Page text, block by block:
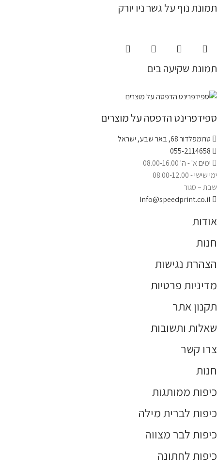
תמונת נוף על גשר ניו יורק
תמונת שקיעה בים
ספידפרינט הדפסה על מוצרים
טרומפלדור 68, באר שבע, ישראל
055-2114658
ימים א' - ה' 08.00-16.00
ימי שישי - 08.00-12.00
שבת – סגור
Info@speedprint.co.il
אודות
חנות
הצהרת נגישות
מדיניות פרטיות
תקנון אתר
שאלות ותשובות
צרו קשר
חנות
כיפות ממותגות
כיפות לברית מילה
כיפות לבר מצווה
כיפות לחתונה